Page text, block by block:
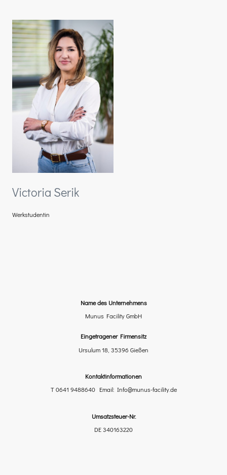
Victoria Serik
Werkstudentin
Name des Unternehmens
Munus Facility GmbH
Eingetragener Firmensitz
Ursulum 18, 35396 Gießen
Kontaktinformationen
T 0641 9488640 Email: Info@munus-facility.de
Umsatzsteuer-Nr.
DE 340163220